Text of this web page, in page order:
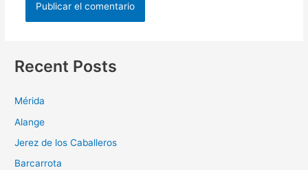
Recent Posts
Mérida
Alange
Jerez de los Caballeros
Barcarrota